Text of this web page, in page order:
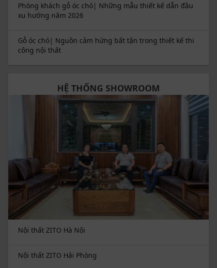
Phòng khách gỗ óc chó| Những mẫu thiết kế dẫn đầu
xu hướng năm 2026
Gỗ óc chó| Nguồn cảm hứng bất tận trong thiết kế thi
công nội thất
HỆ THỐNG SHOWROOM
Nội thất ZITO Hà Nội
Nội thất ZITO Hải Phòng